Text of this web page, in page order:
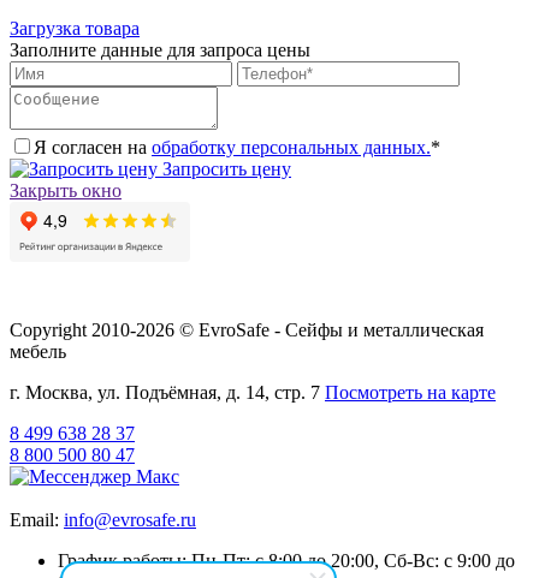
Загрузка товара
Заполните данные для запроса цены
Я согласен на обработку персональных данных.*
Запросить цену
Закрыть окно
Copyright 2010-2026 © EvroSafe - Сейфы и металлическая
мебель
г. Москва, ул. Подъёмная, д. 14, стр. 7 Посмотреть на карте
8 499 638 28 37
8 800 500 80 47
Email: info@evrosafe.ru
График работы: Пн-Пт: с 8:00 до 20:00, Сб-Вс: с 9:00 до